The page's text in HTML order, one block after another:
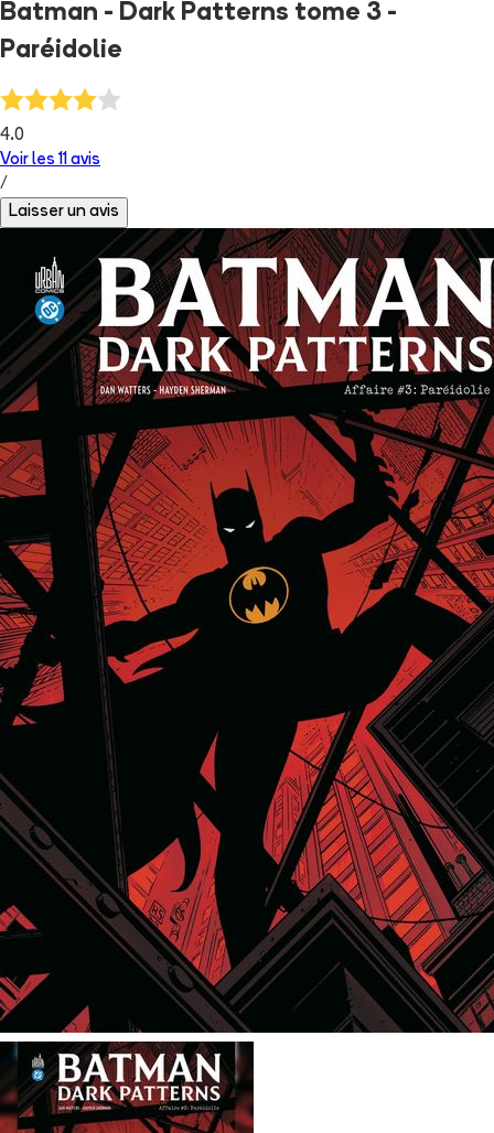
Batman - Dark Patterns tome 3 -
Paréidolie
4.0
Voir les 11 avis
/
Laisser un avis